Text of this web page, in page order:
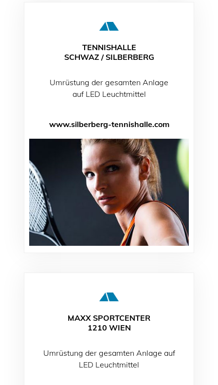
TENNISHALLE
SCHWAZ / SILBERBERG
Umrüstung der gesamten Anlage
auf LED Leuchtmittel
www.silberberg-tennishalle.com
MAXX SPORTCENTER
1210 WIEN
Umrüstung der gesamten Anlage auf
LED Leuchtmittel